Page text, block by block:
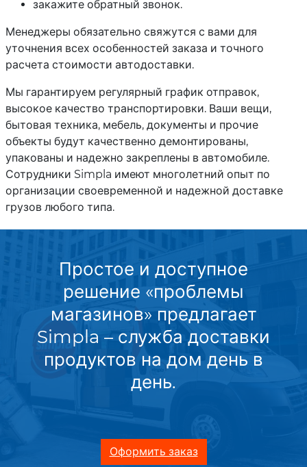
закажите обратный звонок.
Менеджеры обязательно свяжутся с вами для
уточнения всех особенностей заказа и точного
расчета стоимости автодоставки.
Мы гарантируем регулярный график отправок,
высокое качество транспортировки. Ваши вещи,
бытовая техника, мебель, документы и прочие
объекты будут качественно демонтированы,
упакованы и надежно закреплены в автомобиле.
Сотрудники Simpla имеют многолетний опыт по
организации своевременной и надежной доставке
грузов любого типа.
Простое и доступное
решение «проблемы
магазинов» предлагает
Simpla – служба доставки
продуктов на дом день в
день.
Оформить заказ